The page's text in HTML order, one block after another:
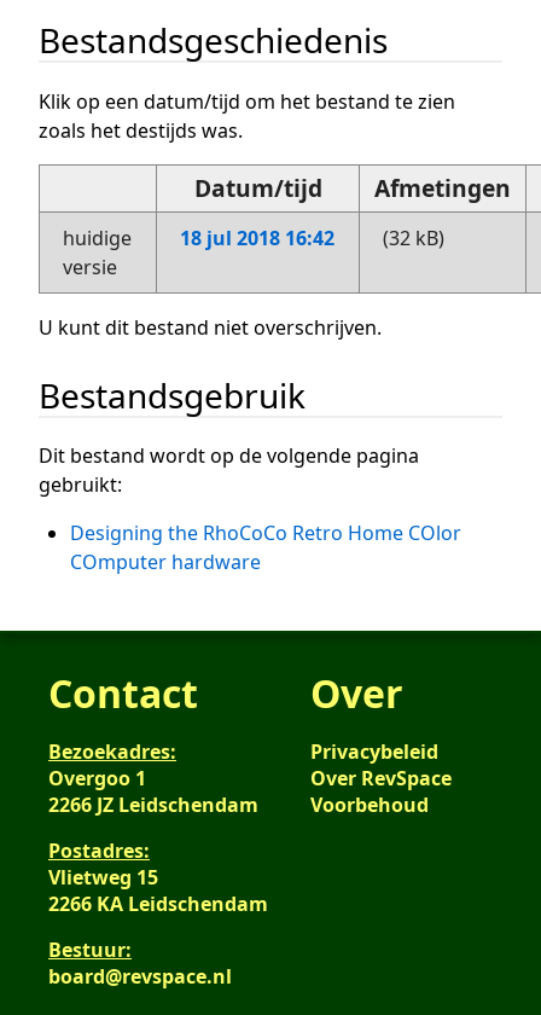
Bestandsgeschiedenis
Klik op een datum/tijd om het bestand te zien
zoals het destijds was.
Datum/tijd Afmetingen
huidige
versie
18 jul 2018 16:42 (32 kB)
U kunt dit bestand niet overschrijven.
Bestandsgebruik
Dit bestand wordt op de volgende pagina
gebruikt:
Designing the RhoCoCo Retro Home COlor
COmputer hardware
Contact
Bezoekadres:
Overgoo 1
2266 JZ Leidschendam
Postadres:
Vlietweg 15
2266 KA Leidschendam
Bestuur:
board@revspace.nl
Over
Privacybeleid
Over RevSpace
Voorbehoud